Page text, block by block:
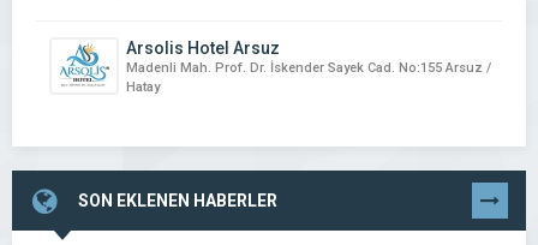
Arsolis Hotel Arsuz
Madenli Mah. Prof. Dr. İskender Sayek Cad. No:155 Arsuz /
Hatay
SON EKLENEN HABERLER TÜMÜNÜ
GÖR